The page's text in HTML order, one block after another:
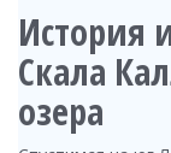
История
Скала
озера